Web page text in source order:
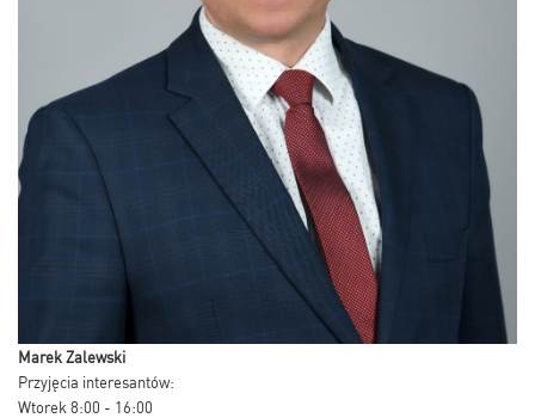
Marek Zalewski
Przyjęcia interesantów:
Wtorek 8:00 - 16:00